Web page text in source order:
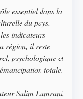
essentiel dans la
du pays.
indicateurs
région, il reste
psychologique et
totale.
Salim Lamrani,